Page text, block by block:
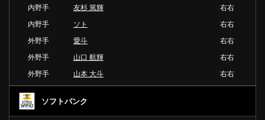
内野手
友杉 篤輝
右右
内野手
ソト
右右
外野手
愛斗
右右
外野手
山口 航輝
右右
外野手
山本 大斗 右右
ソフトバンク